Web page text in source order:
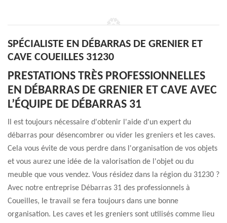
SPÉCIALISTE EN DÉBARRAS DE GRENIER ET
CAVE COUEILLES 31230
PRESTATIONS TRÈS PROFESSIONNELLES
EN DÉBARRAS DE GRENIER ET CAVE AVEC
L’ÉQUIPE DE DÉBARRAS 31
Il est toujours nécessaire d'obtenir l'aide d'un expert du
débarras pour désencombrer ou vider les greniers et les caves.
Cela vous évite de vous perdre dans l'organisation de vos objets
et vous aurez une idée de la valorisation de l'objet ou du
meuble que vous vendez. Vous résidez dans la région du 31230 ?
Avec notre entreprise Débarras 31 des professionnels à
Coueilles, le travail se fera toujours dans une bonne
organisation. Les caves et les greniers sont utilisés comme lieu